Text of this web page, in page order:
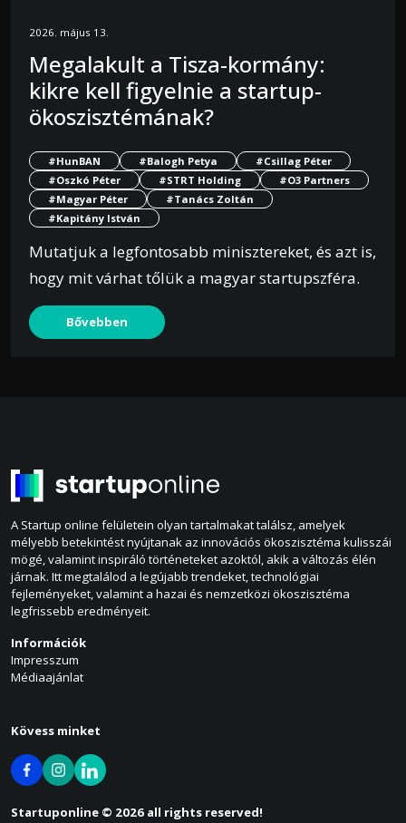
2026. május 13.
Megalakult a Tisza-kormány:
kikre kell figyelnie a startup-
ökoszisztémának?
#HunBAN #Balogh Petya
#Csillag Péter
#Oszkó Péter
#STRT Holding
#O3 Partners
#Magyar Péter
#Tanács Zoltán
#Kapitány István
Mutatjuk a legfontosabb minisztereket, és azt is,
hogy mit várhat tőlük a magyar startupszféra.
Bővebben
A Startup online felületein olyan tartalmakat találsz, amelyek
mélyebb betekintést nyújtanak az innovációs ökoszisztéma kulisszái
mögé, valamint inspiráló történeteket azoktól, akik a változás élén
járnak. Itt megtalálod a legújabb trendeket, technológiai
fejleményeket, valamint a hazai és nemzetközi ökoszisztéma
legfrissebb eredményeit.
Információk
Impresszum
Médiaajánlat
Kövess minket
Startuponline © 2026 all rights reserved!